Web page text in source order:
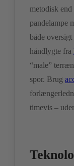
metodisk
pandelampe
både
håndlygte fra
“male”
spor. Brug
timevis –